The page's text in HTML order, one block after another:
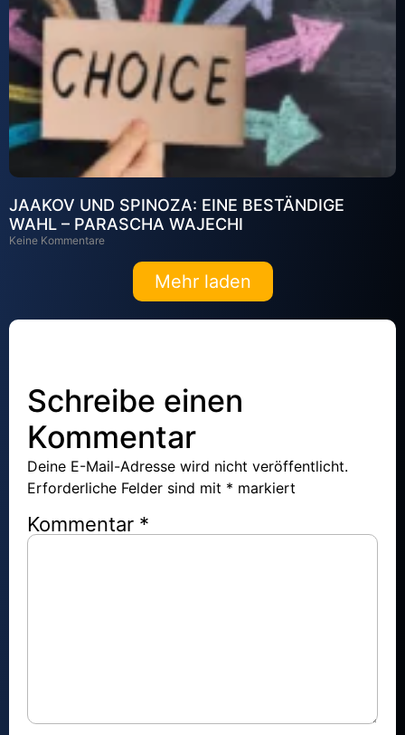
JAAKOV UND SPINOZA: EINE BESTÄNDIGE
WAHL – PARASCHA WAJECHI
Keine Kommentare
Mehr laden
Schreibe einen
Kommentar
Deine E-Mail-Adresse wird nicht veröffentlicht.
Erforderliche Felder sind mit * markiert
Kommentar *